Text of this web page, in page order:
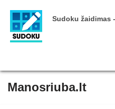
Sudoku žaidimas
Manosriuba.lt